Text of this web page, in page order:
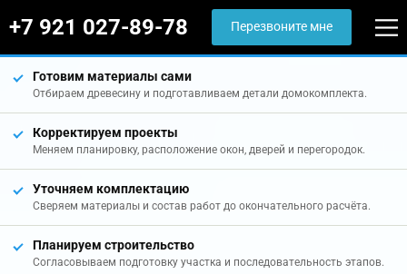
+7 921 027-89-78 Перезвоните мне
Готовим материалы сами
Отбираем древесину и подготавливаем детали домокомплекта.
Корректируем проекты
Меняем планировку, расположение окон, дверей и перегородок.
Уточняем комплектацию
Сверяем материалы и состав работ до окончательного расчёта.
Планируем строительство
Согласовываем подготовку участка и последовательность этапов.